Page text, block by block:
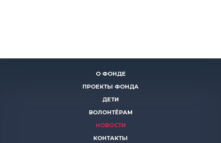
О ФОНДЕ
ПРОЕКТЫ ФОНДА
ДЕТИ
ВОЛОНТЁРАМ
НОВОСТИ
КОНТАКТЫ